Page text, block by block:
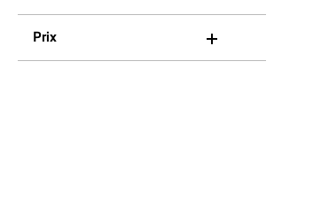
Prix